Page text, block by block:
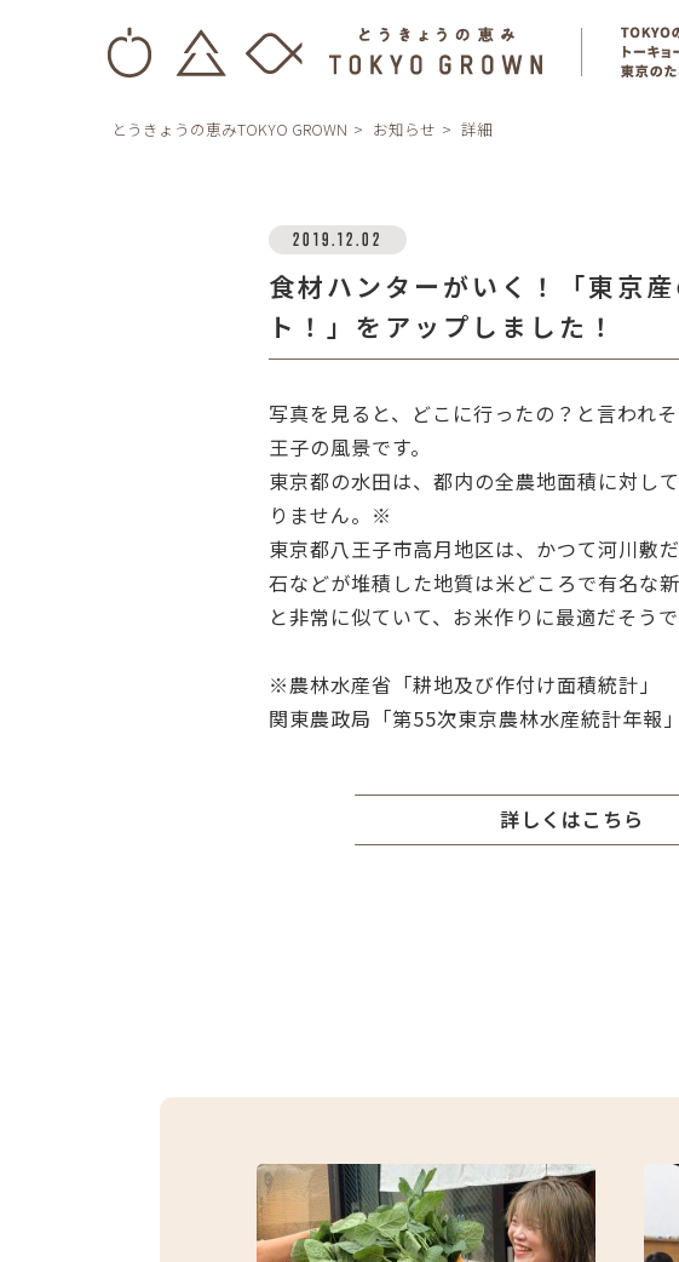
とうきょうの恵みTOKYO GROWN お知らせ 詳細
2019.12.02
食材ハンターがいく！「東京
ト！」をアップしました！
写真を見ると、どこに行ったの？と言われ
王子の風景です。
東京都の水田は、都内の全農地面積に対し
りません。※
東京都八王子市高月地区は、かつて河川敷
石などが堆積した地質は米どころで有名な
と非常に似ていて、お米作りに最適だそうで
※農林水産省「耕地及び作付け面積統計」
関東農政局「第55次東京農林水産統計年報
詳しくはこちら